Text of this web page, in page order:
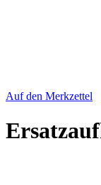
Auf den Merkzettel